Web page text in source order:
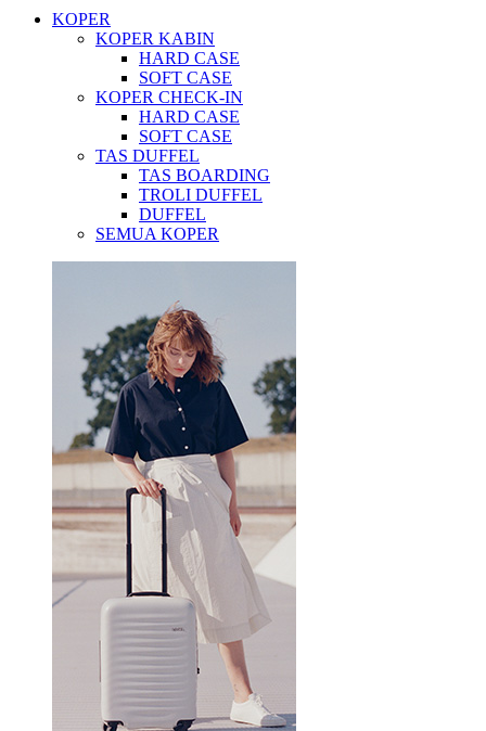
KOPER
KOPER KABIN
HARD CASE
SOFT CASE
KOPER CHECK-IN
HARD CASE
SOFT CASE
TAS DUFFEL
TAS BOARDING
TROLI DUFFEL
DUFFEL
SEMUA KOPER